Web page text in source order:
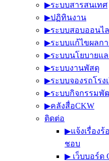
▶︎ระบบสารสนเทศ
▶︎ปฏิทินงาน
▶︎ระบบสอบออนไ
▶︎ระบบแก้ไขผลกา
▶︎ระบบนโยบายแ
▶︎ระบบงานพัสดุ
▶︎ระบบจองรถโรง
▶︎ระบบกิจกรรมพั
▶︎คลังสื่อCKW
ติดต่อ
▶︎แจ้งเรื่อง
ชอบ
▶︎ เว็บบอร์ด